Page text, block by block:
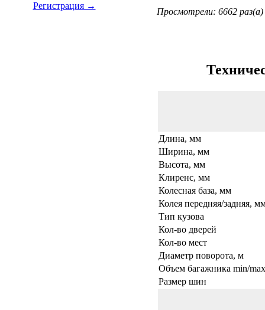
Регистрация →
Просмотрели: 6662 раз(а)
Длина, мм
Ширина, мм
Высота, мм
Клиренс, мм
Колесная база, мм
Колея передняя/задняя,
Тип кузова
Кол-во дверей
Кол-во мест
Диаметр поворота, м
Объем багажника min/
Размер шин